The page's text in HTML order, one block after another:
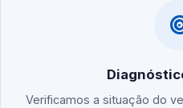
Verificamos a situação do